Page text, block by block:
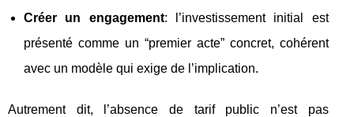
Créer un engagement: l’investissement initial est
présenté comme un “premier acte” concret, cohérent
avec un modèle qui exige de l’implication.
Autrement dit, l’absence de tarif public n’est pas